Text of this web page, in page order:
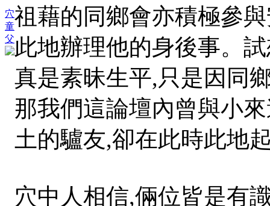
穴
童
父
祖藉的同鄉會亦積極參
此地辦理他的身後事。
真是素昧生平,只是因同
那我們這論壇內曾與小
土的驢友,卻在此時此地
穴中人相信,倆位皆是有